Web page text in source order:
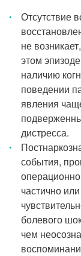
Отсутствие
не
этом
наличию
поведении
явления
дистресса.
события,
частично
болевого
чем